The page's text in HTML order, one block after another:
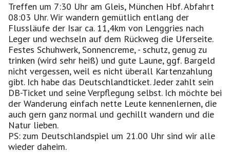
Treffen um 7:30 Uhr am Gleis, München Hbf. Abfahrt
08:03 Uhr. Wir wandern gemütlich entlang der
Flussläufe der Isar ca. 11,4km von Lenggries nach
Leger und wechseln auf dem Rückweg die Uferseite.
Festes Schuhwerk, Sonnencreme, - schutz, genug zu
trinken (wird sehr heiß) und gute Laune, ggf. Bargeld
nicht vergessen, weil es nicht überall Kartenzahlung
gibt. Ich habe das Deutschlandticket. Jeder zahlt sein
DB-Ticket und seine Verpflegung selbst. Ich möchte bei
der Wanderung einfach nette Leute kennenlernen, die
auch gern ganz normal und gechillt wandern und die
Natur lieben.
PS: zum Deutschlandspiel um 21.00 Uhr sind wir alle
wieder daheim.